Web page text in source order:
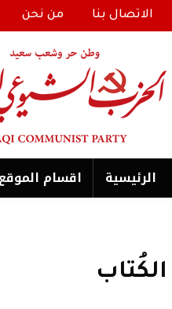
الاتصال بنا من نحن
الرئیسية اقسام الموقع
الكُتاب